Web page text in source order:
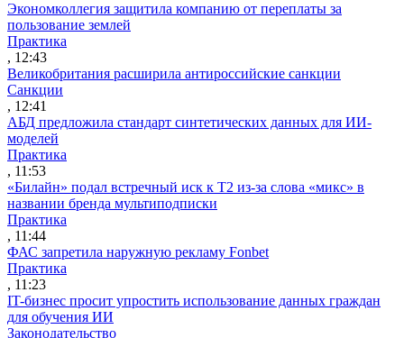
Экономколлегия защитила компанию от переплаты за
пользование землей
Практика
, 12:43
Великобритания расширила антироссийские санкции
Санкции
, 12:41
АБД предложила стандарт синтетических данных для ИИ-
моделей
Практика
, 11:53
«Билайн» подал встречный иск к Т2 из-за слова «микс» в
названии бренда мультиподписки
Практика
, 11:44
ФАС запретила наружную рекламу Fonbet
Практика
, 11:23
IT-бизнес просит упростить использование данных граждан
для обучения ИИ
Законодательство